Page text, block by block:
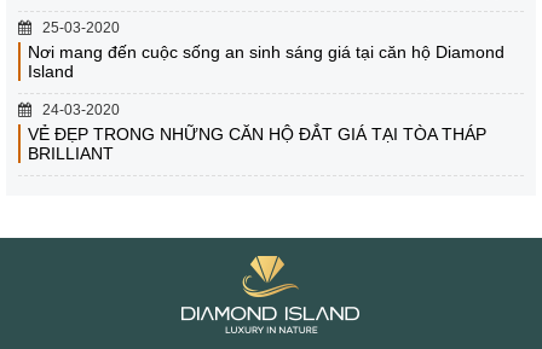
25-03-2020
Nơi mang đến cuộc sống an sinh sáng giá tại căn hộ Diamond
Island
24-03-2020
VẺ ĐẸP TRONG NHỮNG CĂN HỘ ĐẮT GIÁ TẠI TÒA THÁP
BRILLIANT